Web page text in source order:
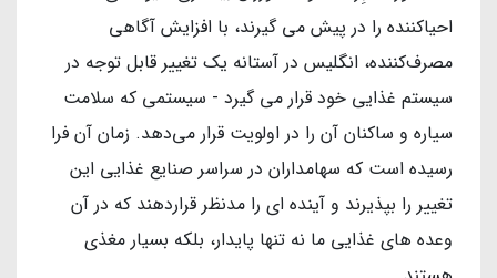
احیاکننده را در پیش می گیرند، با افزایش آگاهی
مصرف‌کننده، انگلیس در آستانه یک تغییر قابل توجه در
سیستم غذایی خود قرار می گیرد - سیستمی که سلامت
سیاره و ساکنان آن را در اولویت قرار می‌دهد. زمان آن فرا
رسیده است که سهامداران در سراسر صنایع غذایی این
تغییر را بپذیرند و آینده ای را مدنظر قراردهند که در آن
وعده های غذایی ما نه تنها پایدار، بلکه بسیار مغذی